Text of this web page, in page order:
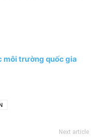
môi trường quốc gia
Next article